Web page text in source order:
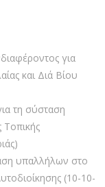
για
και Διά Βίου
τη σύσταση
υπαλλήλων στο
(10-10-